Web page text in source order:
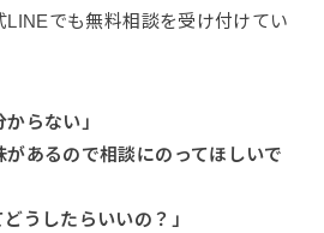
LINEでも無料相談を受け付けてい
らない」
あるので相談にのってほしいで
うしたらいいの？」